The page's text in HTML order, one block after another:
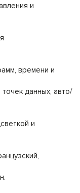
и
времени и
данных, авто/
и